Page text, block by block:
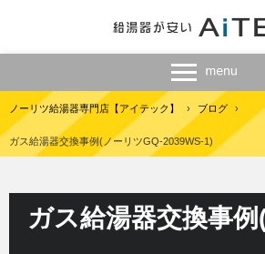
ノーリツ給湯器専門店【アイテック】 › ブログ ›
ガス給湯器交換事例(ノーリツGQ-2039WS-1)
ガス給湯器交換事